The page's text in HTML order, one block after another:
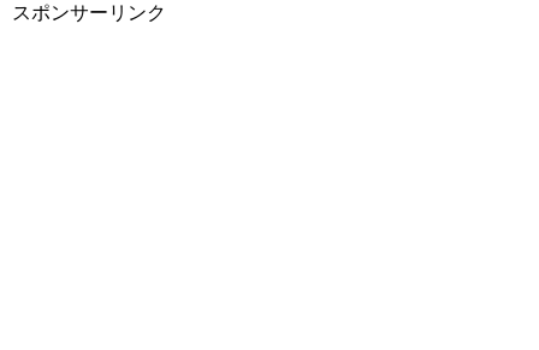
スポンサーリンク